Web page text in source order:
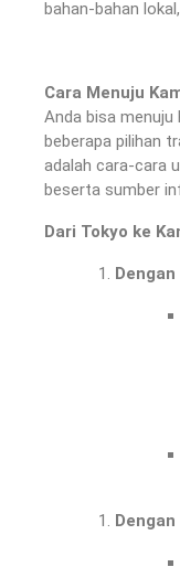
bahan-bahan
Cara Menuju
Anda bisa menuju
beberapa pilihan
adalah cara-cara
beserta sumber
Dari Tokyo ke